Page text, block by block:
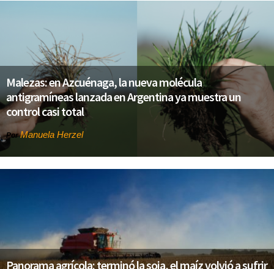
Malezas: en Azcuénaga, la nueva molécula
antigramíneas lanzada en Argentina ya muestra un
control casi total
PorManuela Herzel
Panorama agrícola: terminó la soja, el maíz volvió a sufrir